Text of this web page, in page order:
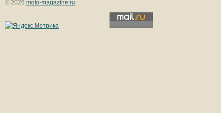
© 2026 moto-magazine.ru.